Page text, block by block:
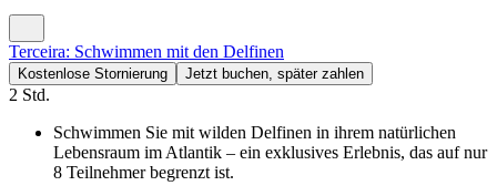
Terceira: Schwimmen mit den Delfinen
Kostenlose Stornierung Jetzt buchen, später zahlen
2 Std.
Schwimmen Sie mit wilden Delfinen in ihrem natürlichen
Lebensraum im Atlantik – ein exklusives Erlebnis, das auf nur
8 Teilnehmer begrenzt ist.